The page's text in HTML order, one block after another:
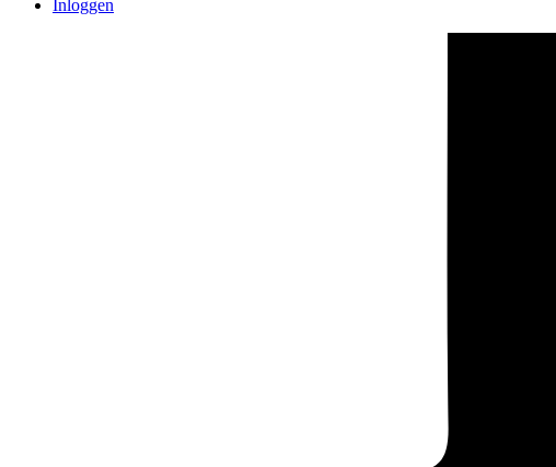
Inloggen